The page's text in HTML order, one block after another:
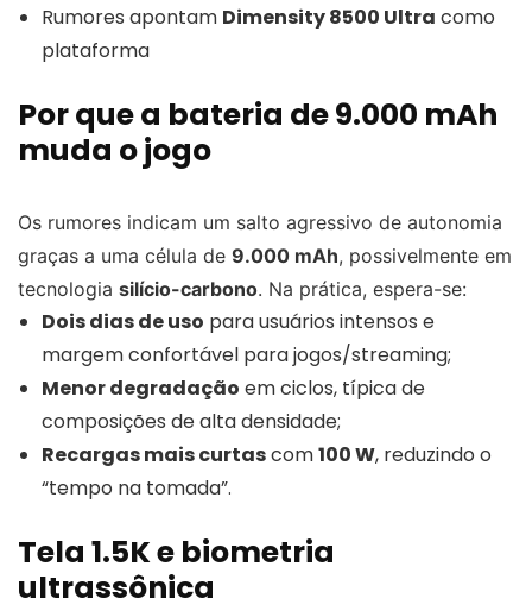
Rumores apontam Dimensity 8500 Ultra como
plataforma
Por que a bateria de 9.000 mAh
muda o jogo
Os rumores indicam um salto agressivo de autonomia
graças a uma célula de 9.000 mAh, possivelmente em
tecnologia silício-carbono. Na prática, espera-se:
Dois dias de uso para usuários intensos e
margem confortável para jogos/streaming;
Menor degradação em ciclos, típica de
composições de alta densidade;
Recargas mais curtascom100 W, reduzindo o
“tempo na tomada”.
Tela 1.5K e biometria
ultrassônica